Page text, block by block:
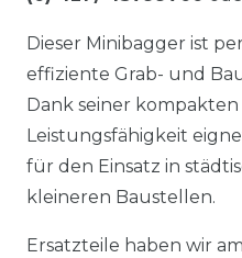
Dieser Minibagger ist
effiziente Grab- und
Dank seiner
Leistungsfähigkeit
für den Einsatz in
kleineren Baustellen.
Ersatzteile haben wir